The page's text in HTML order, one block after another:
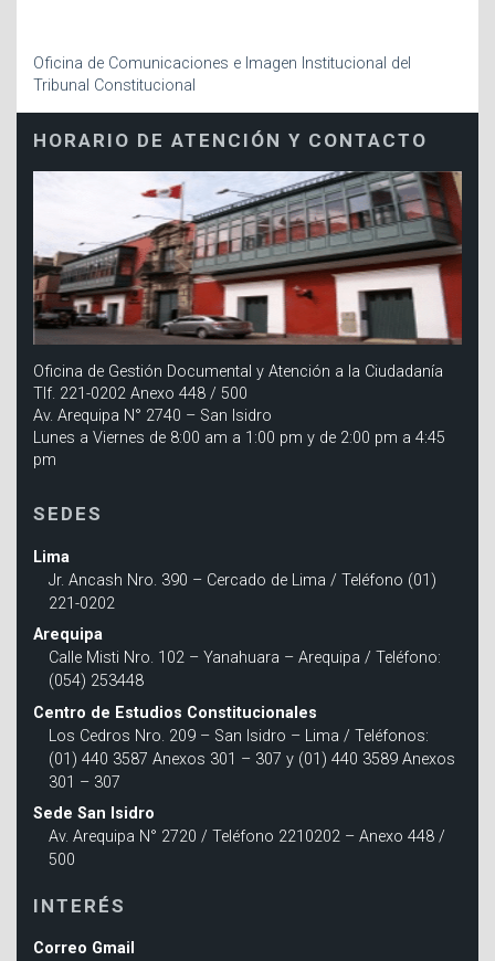
Oficina de Comunicaciones e Imagen Institucional del
Tribunal Constitucional
HORARIO DE ATENCIÓN Y CONTACTO
Oficina de Gestión Documental y Atención a la Ciudadanía
Tlf. 221-0202 Anexo 448 / 500
Av. Arequipa N° 2740 – San Isidro
Lunes a Viernes de 8:00 am a 1:00 pm y de 2:00 pm a 4:45
pm
SEDES
Lima
Jr. Ancash Nro. 390 – Cercado de Lima / Teléfono (01)
221-0202
Arequipa
Calle Misti Nro. 102 – Yanahuara – Arequipa / Teléfono:
(054) 253448
Centro de Estudios Constitucionales
Los Cedros Nro. 209 – San Isidro – Lima / Teléfonos:
(01) 440 3587 Anexos 301 – 307 y (01) 440 3589 Anexos
301 – 307
Sede San Isidro
Av. Arequipa N° 2720 / Teléfono 2210202 – Anexo 448 /
500
INTERÉS
Correo Gmail